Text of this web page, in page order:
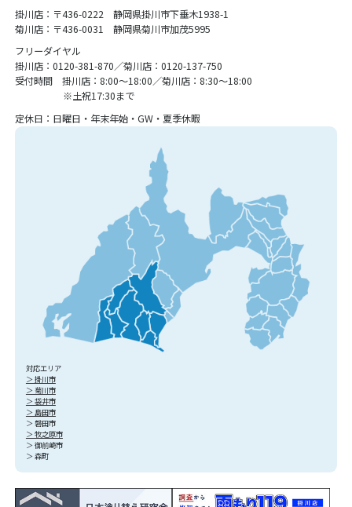
掛川店：〒436-0222 静岡県掛川市下垂木1938-1
菊川店：〒436-0031 静岡県菊川市加茂5995
フリーダイヤル
掛川店：0120-381-870／菊川店：0120-137-750
受付時間 掛川店：8:00〜18:00／菊川店：8:30〜18:00
※土祝17:30まで
定休日：日曜日・年末年始・GW・夏季休暇
対応エリア
＞ 掛川市
＞ 菊川市
＞ 袋井市
＞ 島田市
＞ 磐田市
＞ 牧之原市
＞ 御前崎市
＞ 森町